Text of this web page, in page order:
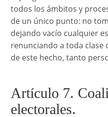
todos los ámbitos y
de un único punto: no
dejando vacío cualquier
renunciando a toda
de este hecho, tanto
Artículo 7.
electorales.